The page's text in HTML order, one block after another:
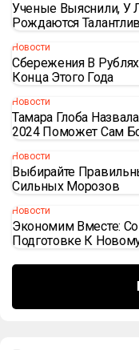
Ученые Выяснили, У
Рождаются
Новости
Сбережения В
Конца Этого Года
Новости
Тамара Глоба
2024 Поможет Сам
Новости
Выбирайте
Сильных Морозов
Новости
Экономим Вместе:
Подготовке К